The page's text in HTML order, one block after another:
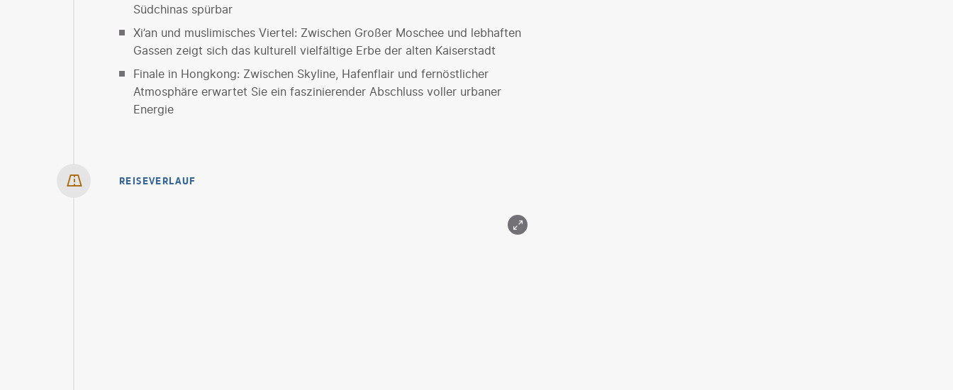
Südchinas spürbar
Xi’an und muslimisches Viertel: Zwischen Großer Moschee und lebhaften
Gassen zeigt sich das kulturell vielfältige Erbe der alten Kaiserstadt
Finale in Hongkong: Zwischen Skyline, Hafenflair und fernöstlicher
Atmosphäre erwartet Sie ein faszinierender Abschluss voller urbaner
Energie
REISEVERLAUF